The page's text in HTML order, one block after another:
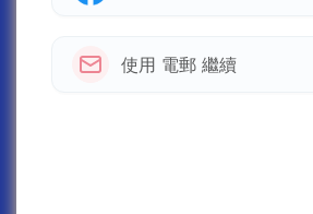
使用 電郵 繼續